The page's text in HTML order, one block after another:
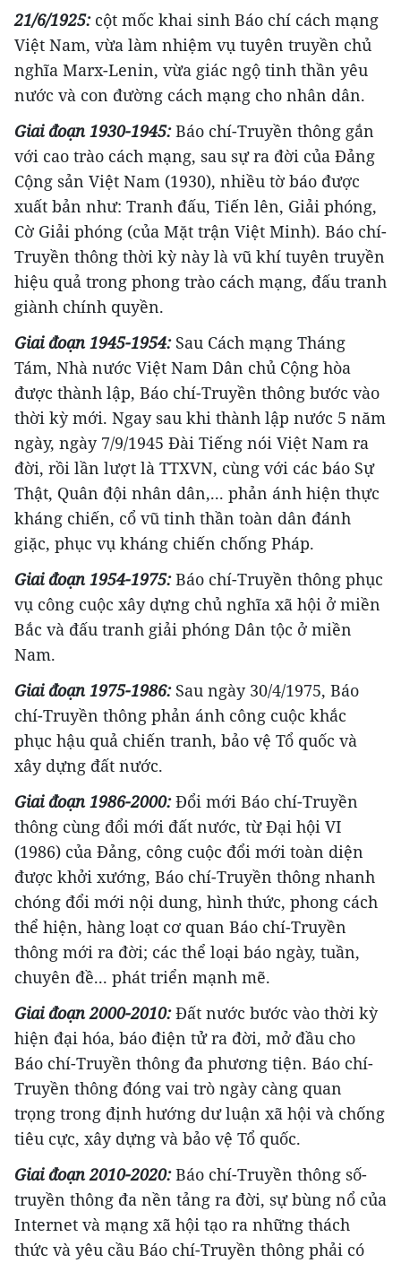
21/6/1925:cột mốc khai sinh Báo chí cách mạng
Việt Nam, vừa làm nhiệm vụ tuyên truyền chủ
nghĩa Marx-Lenin, vừa giác ngộ tinh thần yêu
nước và con đường cách mạng cho nhân dân.
Giai đoạn 1930-1945:Báo chí-Truyền thông gắn
với cao trào cách mạng, sau sự ra đời của Đảng
Cộng sản Việt Nam (1930), nhiều tờ báo được
xuất bản như: Tranh đấu, Tiến lên, Giải phóng,
Cờ Giải phóng (của Mặt trận Việt Minh). Báo chí-
Truyền thông thời kỳ này là vũ khí tuyên truyền
hiệu quả trong phong trào cách mạng, đấu tranh
giành chính quyền.
Giai đoạn 1945-1954:Sau Cách mạng Tháng
Tám, Nhà nước Việt Nam Dân chủ Cộng hòa
được thành lập, Báo chí-Truyền thông bước vào
thời kỳ mới. Ngay sau khi thành lập nước 5 năm
ngày, ngày 7/9/1945 Đài Tiếng nói Việt Nam ra
đời, rồi lần lượt là TTXVN, cùng với các báo Sự
Thật, Quân đội nhân dân,... phản ánh hiện thực
kháng chiến, cổ vũ tinh thần toàn dân đánh
giặc, phục vụ kháng chiến chống Pháp.
Giai đoạn 1954-1975:Báo chí-Truyền thông phục
vụ công cuộc xây dựng chủ nghĩa xã hội ở miền
Bắc và đấu tranh giải phóng Dân tộc ở miền
Nam.
Giai đoạn 1975-1986:Sau ngày 30/4/1975, Báo
chí-Truyền thông phản ánh công cuộc khắc
phục hậu quả chiến tranh, bảo vệ Tổ quốc và
xây dựng đất nước.
Giai đoạn 1986-2000:Đổi mới Báo chí-Truyền
thông cùng đổi mới đất nước, từ Đại hội VI
(1986) của Đảng, công cuộc đổi mới toàn diện
được khởi xướng, Báo chí-Truyền thông nhanh
chóng đổi mới nội dung, hình thức, phong cách
thể hiện, hàng loạt cơ quan Báo chí-Truyền
thông mới ra đời; các thể loại báo ngày, tuần,
chuyên đề... phát triển mạnh mẽ.
Giai đoạn 2000-2010:Đất nước bước vào thời kỳ
hiện đại hóa, báo điện tử ra đời, mở đầu cho
Báo chí-Truyền thông đa phương tiện. Báo chí-
Truyền thông đóng vai trò ngày càng quan
trọng trong định hướng dư luận xã hội và chống
tiêu cực, xây dựng và bảo vệ Tổ quốc.
Giai đoạn 2010-2020:Báo chí-Truyền thông số-
truyền thông đa nền tảng ra đời, sự bùng nổ của
Internet và mạng xã hội tạo ra những thách
thức và yêu cầu Báo chí-Truyền thông phải có